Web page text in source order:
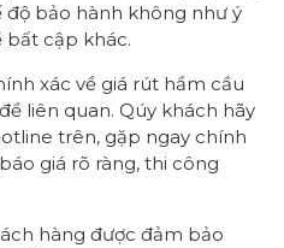
bảo hành không như ý
bất cập khác.
xác về giá rút hầm cầu
liên quan. Qúy khách hãy
trên, gặp ngay chính
giá rõ ràng, thi công
hàng được đảm bảo